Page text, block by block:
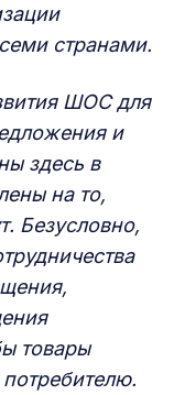
странами.
ШОС для
и
здесь в
на то,
Безусловно,
товары